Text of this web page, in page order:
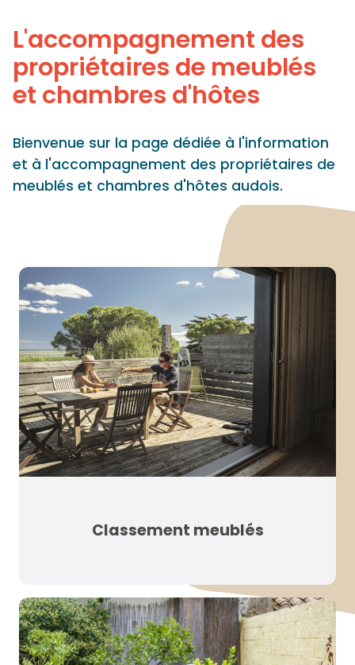
L'accompagnement des
propriétaires de meublés
et chambres d'hôtes
Bienvenue sur la page dédiée à l'information
et à l'accompagnement des propriétaires de
meublés et chambres d'hôtes audois.
Classement meublés